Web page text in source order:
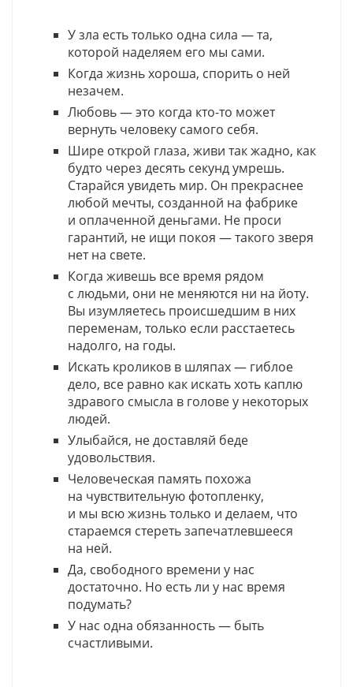
У зла есть только одна сила — та,
которой наделяем его мы сами.
Когда жизнь хороша, спорить о ней
незачем.
Любовь — это когда кто-то может
вернуть человеку самого себя.
Шире открой глаза, живи так жадно, как
будто через десять секунд умрешь.
Старайся увидеть мир. Он прекраснее
любой мечты, созданной на фабрике
и оплаченной деньгами. Не проси
гарантий, не ищи покоя — такого зверя
нет на свете.
Когда живешь все время рядом
с людьми, они не меняются ни на йоту.
Вы изумляетесь происшедшим в них
переменам, только если расстаетесь
надолго, на годы.
Искать кроликов в шляпах — гиблое
дело, все равно как искать хоть каплю
здравого смысла в голове у некоторых
людей.
Улыбайся, не доставляй беде
удовольствия.
Человеческая память похожа
на чувствительную фотопленку,
и мы всю жизнь только и делаем, что
стараемся стереть запечатлевшееся
на ней.
Да, свободного времени у нас
достаточно. Но есть ли у нас время
подумать?
У нас одна обязанность — быть
счастливыми.